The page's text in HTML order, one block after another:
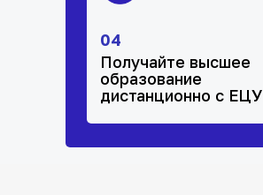
04
Получайте высшее
образование
дистанционно с ЕЦУ